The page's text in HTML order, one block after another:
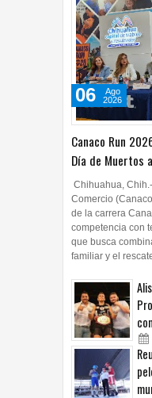
Canaco Run
Día de Muertos
06
Ago
2026
Chihuahua,
Comercio
de la carrera
competencia con
que busca
familiar y el